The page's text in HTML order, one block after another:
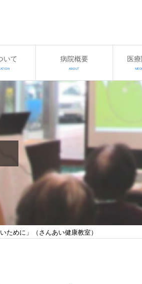
いて 病院概要
ABOUT
医
ために」（さんあい健康教室）